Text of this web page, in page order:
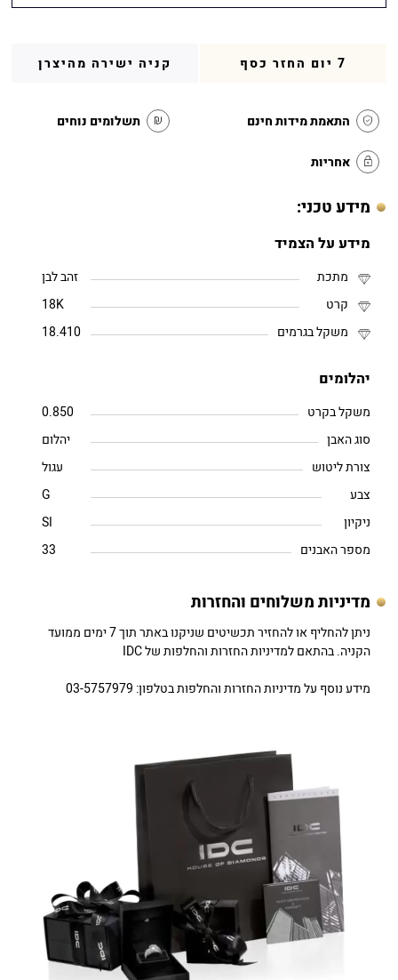
7 יום החזר כסף קניה ישירה מהיצרן
התאמת מידות חינם תשלומים נוחים
אחריות
מידע טכני:
מידע על הצמיד
מתכת
זהב לבן
קרט
18K
משקל בגרמים
18.410
יהלומים
משקל בקרט
0.850
סוג האבן
יהלום
צורת ליטוש
עגול
צבע
G
ניקיון
SI
מספר האבנים
33
מדיניות משלוחים והחזרות
ניתן להחליף או להחזיר תכשיטים שניקנו באתר תוך 7 ימים ממועד
הקניה. בהתאם למדיניות החזרות והחלפות של IDC
מידע נוסף על מדיניות החזרות והחלפות בטלפון: 03-5757979